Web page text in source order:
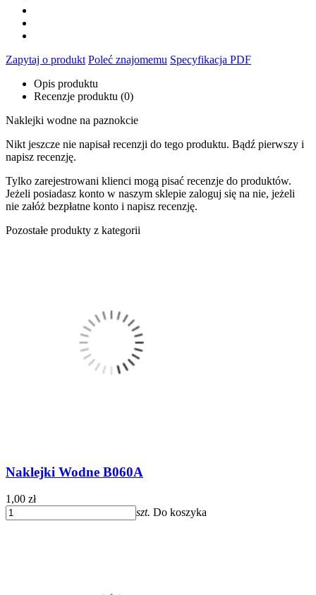
Zapytaj o produkt Poleć znajomemu Specyfikacja PDF
Opis produktu
Recenzje produktu (0)
Naklejki wodne na paznokcie
Nikt jeszcze nie napisał recenzji do tego produktu. Bądź pierwszy i
napisz recenzję.
Tylko zarejestrowani klienci mogą pisać recenzje do produktów.
Jeżeli posiadasz konto w naszym sklepie zaloguj się na nie, jeżeli
nie załóż bezpłatne konto i napisz recenzję.
Pozostałe produkty z kategorii
Naklejki Wodne B060A
1,00 zł
szt. Do koszyka